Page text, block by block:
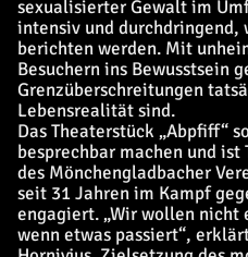
sexualisierter Gewalt im
intensiv und durchdringend,
berichten werden. Mit
Besuchern ins Bewusstsein
Grenzüberschreitungen
Lebensrealität sind.
Das Theaterstück „Abpfiff“
besprechbar machen und
des Mönchengladbacher
seit 31 Jahren im Kampf
engagiert. „Wir wollen nicht
wenn etwas passiert“,